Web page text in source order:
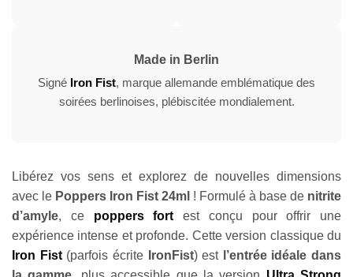
Made in Berlin
Signé Iron Fist, marque allemande emblématique des
soirées berlinoises, plébiscitée mondialement.
Libérez vos sens et explorez de nouvelles dimensions
avec le Poppers Iron Fist 24ml ! Formulé à base de nitrite
d’amyle, ce poppers fort est conçu pour offrir une
expérience intense et profonde. Cette version classique du
Iron Fist(parfois écrite IronFist) est l’entrée idéale dans